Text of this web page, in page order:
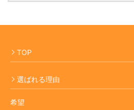
TOP
選ばれる理由
希望